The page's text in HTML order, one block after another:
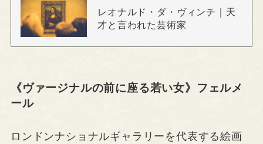
レオナルド・ダ・ヴィンチ｜天
才と言われた芸術家
《ヴァージナルの前に座る若い女》フェルメ
ール
ロンドンナショナルギャラリーを代表する絵画